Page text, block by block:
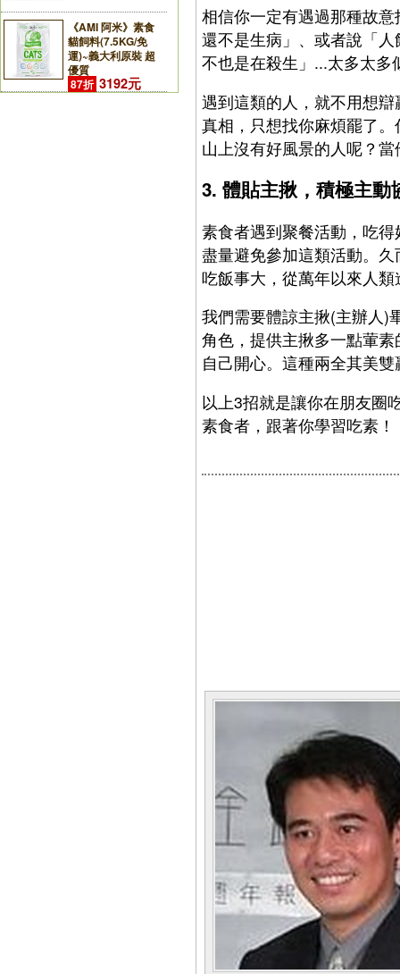
《AMI 阿米》素食
貓飼料(7.5KG/免
運)~義大利原裝 超
優質
87折 3192元
相信你一定有遇過那種故
還不是生病」、或者說「
不也是在殺生」...太多太多
遇到這類的人，就不用想
真相，只想找你麻煩罷了
山上沒有好風景的人呢？
3. 體貼主揪，積極主動
素食者遇到聚餐活動，吃
盡量避免參加這類活動。
吃飯事大，從萬年以來人
我們需要體諒主揪(主辦人)
角色，提供主揪多一點葷
自己開心。這種兩全其美
以上3招就是讓你在朋友圈
素食者，跟著你學習吃素！